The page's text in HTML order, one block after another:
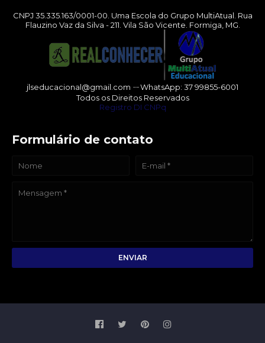
CNPJ 35.335.163/0001-00. Uma Escola do Grupo MultiAtual. Rua
Flauzino Vaz da Silva - 211. Vila São Vicente. Formiga, MG.
jlseducacional@gmail.com ㄧWhatsApp: 37 99855-6001
Todos os Direitos Reservados
Registro DI CNPq
Formulário de contato